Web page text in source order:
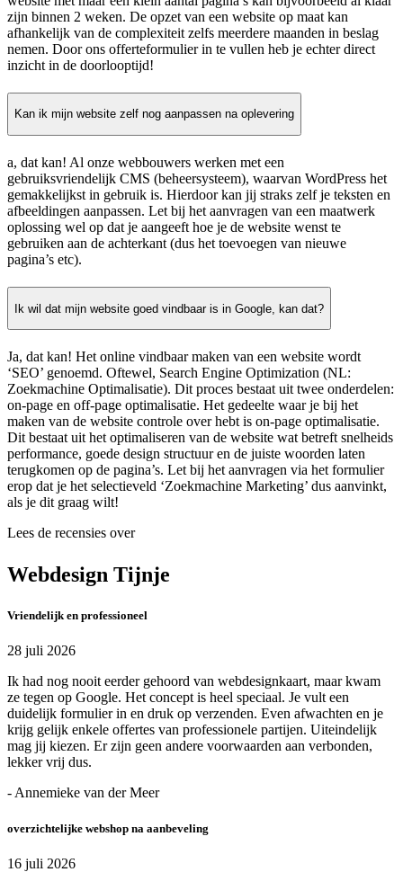
zijn binnen 2 weken. De opzet van een website op maat kan
afhankelijk van de complexiteit zelfs meerdere maanden in beslag
nemen. Door ons offerteformulier in te vullen heb je echter direct
inzicht in de doorlooptijd!
Kan ik mijn website zelf nog aanpassen na oplevering
a, dat kan! Al onze webbouwers werken met een
gebruiksvriendelijk CMS (beheersysteem), waarvan WordPress het
gemakkelijkst in gebruik is. Hierdoor kan jij straks zelf je teksten en
afbeeldingen aanpassen. Let bij het aanvragen van een maatwerk
oplossing wel op dat je aangeeft hoe je de website wenst te
gebruiken aan de achterkant (dus het toevoegen van nieuwe
pagina’s etc).
Ik wil dat mijn website goed vindbaar is in Google, kan dat?
Ja, dat kan! Het online vindbaar maken van een website wordt
‘SEO’ genoemd. Oftewel, Search Engine Optimization (NL:
Zoekmachine Optimalisatie). Dit proces bestaat uit twee onderdelen:
on-page en off-page optimalisatie. Het gedeelte waar je bij het
maken van de website controle over hebt is on-page optimalisatie.
Dit bestaat uit het optimaliseren van de website wat betreft snelheids
performance, goede design structuur en de juiste woorden laten
terugkomen op de pagina’s. Let bij het aanvragen via het formulier
erop dat je het selectieveld ‘Zoekmachine Marketing’ dus aanvinkt,
als je dit graag wilt!
Lees de recensies over
Webdesign Tijnje
Vriendelijk en professioneel
28 juli 2026
Ik had nog nooit eerder gehoord van webdesignkaart, maar kwam
ze tegen op Google. Het concept is heel speciaal. Je vult een
duidelijk formulier in en druk op verzenden. Even afwachten en je
krijg gelijk enkele offertes van professionele partijen. Uiteindelijk
mag jij kiezen. Er zijn geen andere voorwaarden aan verbonden,
lekker vrij dus.
- Annemieke van der Meer
overzichtelijke webshop na aanbeveling
16 juli 2026